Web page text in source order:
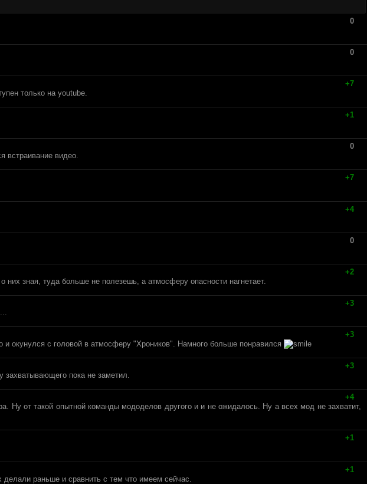
0
0
+7
только на youtube.
+1
0
встраивание видео.
+7
+4
0
+2
зная, туда больше не полезешь, а атмосферу опасности нагнетает.
+3
+3
окунулся с головой в атмосферу "Хроников". Намного больше понравился
+3
захватывающего пока не заметил.
+4
Ну от такой опытной команды мододелов другого и и не ожидалось. Ну а всех мод не захватит,
+1
+1
раньше и сравнить с тем что имеем сейчас.